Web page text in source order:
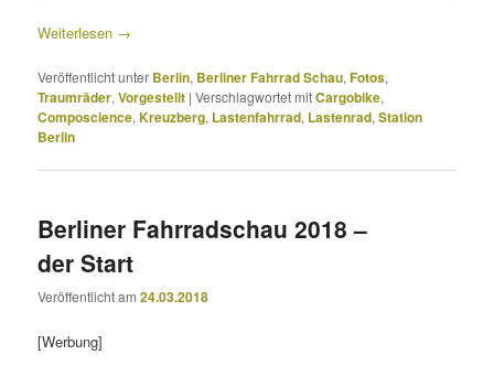
Weiterlesen →
Veröffentlicht unter Berlin, Berliner Fahrrad Schau,Fotos,
Traumräder,Vorgestellt |Verschlagwortet mitCargobike,
Composcience,Kreuzberg, Lastenfahrrad, Lastenrad,Station
Berlin
Berliner Fahrradschau 2018 –
der Start
Veröffentlicht am24.03.2018
[Werbung]